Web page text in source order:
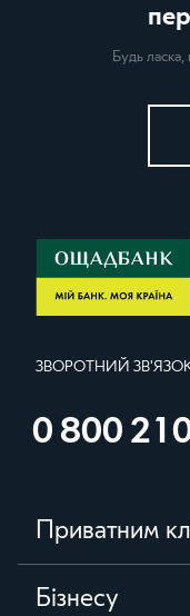
Будь ласка,
ЗВОРОТНИЙ
0 800
Приватним
Бізнесу